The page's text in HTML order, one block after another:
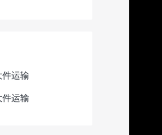
运输
运输